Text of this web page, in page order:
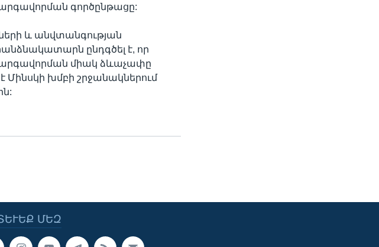
գործընթացը:
և անվտանգության
ընդգծել է, որ
միակ ձևաչափը
Մինսկի խմբի շրջանակներում
ՄԵԶ